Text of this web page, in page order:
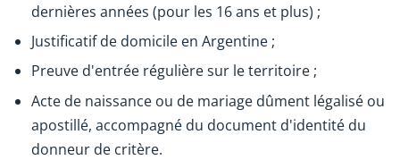
dernières années (pour les 16 ans et plus) ;
Justificatif de domicile en Argentine ;
Preuve d'entrée régulière sur le territoire ;
Acte de naissance ou de mariage dûment légalisé ou
apostillé, accompagné du document d'identité du
donneur de critère.